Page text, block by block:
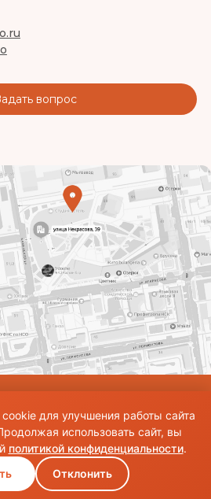
вопрос
изображения и тексты принадлежат их
оферта
для улучшения работы сайта
использовать сайт, вы
политикой конфиденциальности.
Отклонить